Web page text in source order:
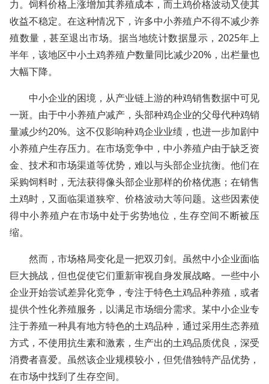
力。饲料价格上涨增加其养殖成本，而土鸡价格波动又使其
收益不稳定。在这种情况下，许多中小养殖户不得不减少养
殖数量，甚至退出市场。据当地统计数据显示，2025年上
半年，该地区中小土鸡养殖户数量同比减少20%，出栏量也
大幅下降。
中小企业的困境，从产业链上游的种鸡销售数据中可见
一斑。由于中小养殖户减产，头部种鸡企业的父母代种鸡销
量减少约20%。这不仅影响种鸡企业业绩，也进一步加剧中
小养殖户生存压力。在市场竞争中，中小养殖户由于缺乏资
金、技术和市场渠道等优势，难以与头部企业抗衡。他们在
采购饲料时，无法获得像头部企业那样的价格优惠；在销售
土鸡时，又面临渠道狭窄、价格波动大等问题。这些因素使
得中小养殖户在市场中处于劣势地位，生存空间不断被压
缩。
然而，市场格局变化是一把双刃剑。虽然中小企业面临
巨大挑战，但也促使它们重新审视自身发展战略。一些中小
企业开始尝试差异化竞争，专注于特色土鸡品种养殖，或者
提供个性化养殖服务，以满足市场细分需求。某中小企业专
注于养殖一种具有地方特色的土鸡品种，通过采用生态养殖
方式，不使用抗生素和激素，生产出的土鸡品质优良，深受
消费者喜爱。虽然该企业规模较小，但凭借独特产品优势，
在市场中找到了生存空间。